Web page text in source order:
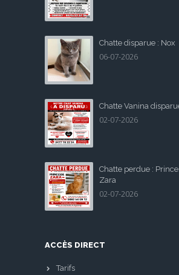
Chatte disparue : Nox
06-07-2026
Chatte Vanina
02-07-2026
Chatte perdue :
Zara
02-07-2026
ACCÈS DIRECT
Tarifs